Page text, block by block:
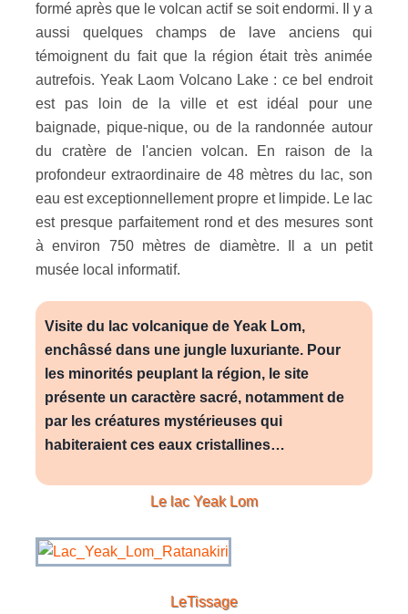
formé après que le volcan actif se soit endormi. Il y a
aussi quelques champs de lave anciens qui
témoignent du fait que la région était très animée
autrefois. Yeak Laom Volcano Lake : ce bel endroit
est pas loin de la ville et est idéal pour une
baignade, pique-nique, ou de la randonnée autour
du cratère de l'ancien volcan. En raison de la
profondeur extraordinaire de 48 mètres du lac, son
eau est exceptionnellement propre et limpide. Le lac
est presque parfaitement rond et des mesures sont
à environ 750 mètres de diamètre. Il a un petit
musée local informatif.
Visite du lac volcanique de Yeak Lom,
enchâssé dans une jungle luxuriante. Pour
les minorités peuplant la région, le site
présente un caractère sacré, notamment de
par les créatures mystérieuses qui
habiteraient ces eaux cristallines…
Le lacYeak Lom
LeTissage